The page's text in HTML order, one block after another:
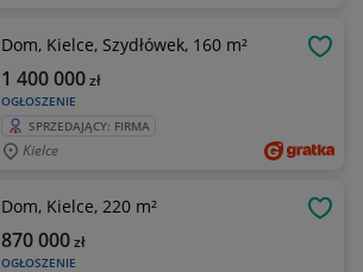
Dom, Kielce, Szydłówek, 160 m²
OGŁOSZENIE
1 400 000zł
SPRZEDAJĄCY: FIRMA
Kielce
Dom, Kielce, 220 m²
OGŁOSZENIE
870 000zł